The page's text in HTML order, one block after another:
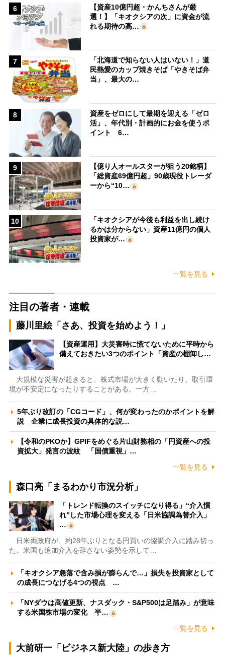
6
【資産10億円超・かんちさんが厳
選！】「キオクシアの次」に資金が流
れる期待の高…
7
「北海道で知らない人はいない！」道
民熱愛のカップ焼きそば「やきそば弁
当」、最大の…
8
資産をゼロにして最期を迎える「ゼロ
活」、年代別・計画的にお金を使うポ
イント 6…
9
【億り人オールスターが狙う20銘柄】
「総資産69億円超」90歳現役トレーダ
ーから“10…
10
「キオクシアが今後も利益を出し続け
るかは分からない」資産11億円の個人
投資家が…
一覧を見る
注目の著者・連載
藤川里絵「さあ、投資を始めよう！」
【資産運用】大災害時に慌てないために平時から
備えておきたい3つのポイント「資産の棚卸し…
大規模な災害が起きると、株式市場が大きく動いたり、取引環
境が不安定になったりすることがある。一方…
5年ぶり改訂の「CGコード」、何が変わったのかポイントを解
説 企業に成長投資の具体的な説…
【令和のPKOか】GPIFをめぐる片山財務相の「円資産への投
資拡大」発言の波紋 「国債重視」…
一覧を見る
森口亮「まるわかり市況分析」
「トレンド転換のスイッチになり得る」“介入慣
れ”した市場心理を変える「日米協調為替介入」
…
日米両政府が、約28年ぶりとなる円買いの協調介入に踏み切っ
た。米国も追加介入を辞さない姿勢を示して…
「キオクシア急落で含み損が膨らんで…」損失を投資家として
の成長につなげる4つの視点 …
「NYダウは高値更新、ナスダック・S&P500は足踏み」が意味
する米国株市場の変化 半…
一覧を見る
大前研一「ビジネス新大陸」の歩き方